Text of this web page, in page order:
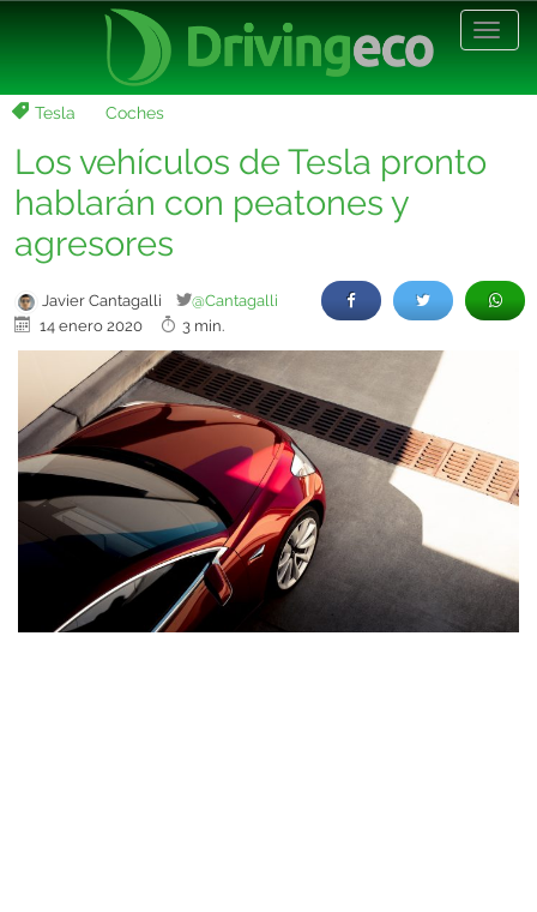
Tesla Coches
Los vehículos de Tesla pronto
hablarán con peatones y
agresores
Javier Cantagalli
@Cantagalli
14 enero 2020
3 min.